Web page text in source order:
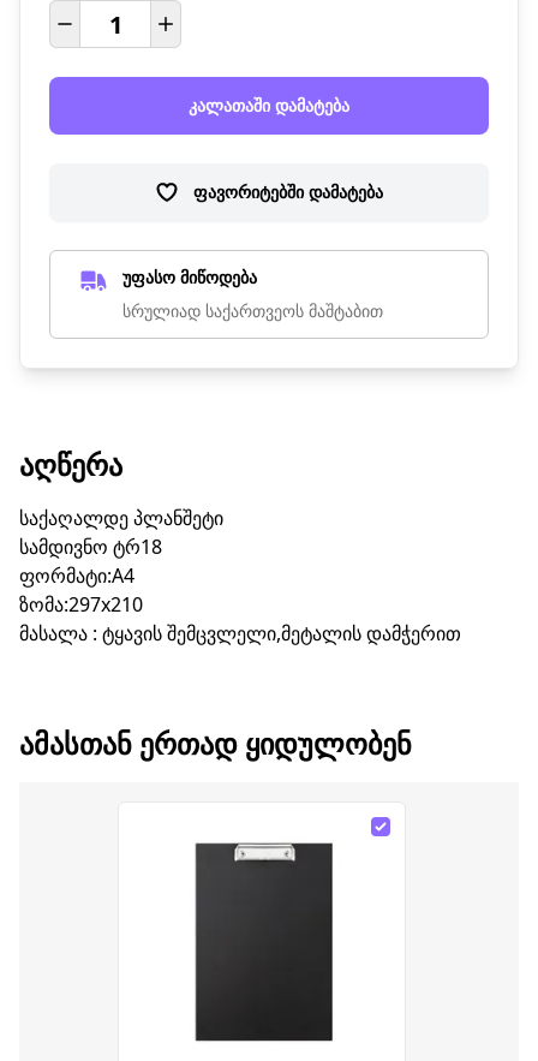
კალათაში დამატება
ფავორიტებში დამატება
უფასო მიწოდება
სრულიად საქართვეოს მაშტაბით
ᲐᲦᲬᲔᲠᲐ
საქაღალდე პლანშეტი
სამდივნო ტრ18
ფორმატი:A4
ზომა:297x210
მასალა : ტყავის შემცვლელი,მეტალის დამჭერით
ᲐᲛᲐᲡᲗᲐᲜ ᲔᲠᲗᲐᲓ ᲧᲘᲓᲣᲚᲝᲑᲔᲜ